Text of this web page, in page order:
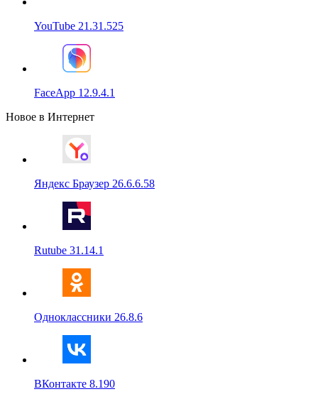
YouTube 21.31.525
FaceApp 12.9.4.1
Новое в Интернет
Яндекс Браузер 26.6.6.58
Rutube 31.14.1
Одноклассники 26.8.6
ВКонтакте 8.190